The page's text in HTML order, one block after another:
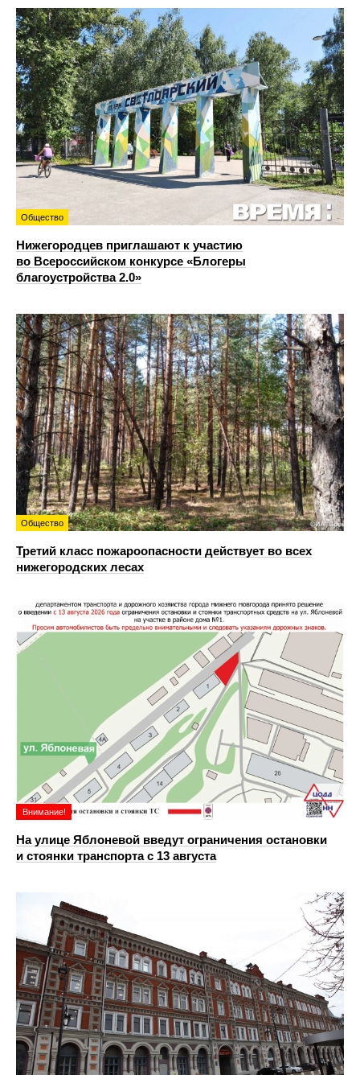
Общество
Нижегородцев приглашают к участию
во Всероссийском конкурсе «Блогеры
благоустройства 2.0»
Общество
Третий класс пожароопасности действует во всех
нижегородских лесах
Внимание!
На улице Яблоневой введут ограничения остановки
и стоянки транспорта с 13 августа